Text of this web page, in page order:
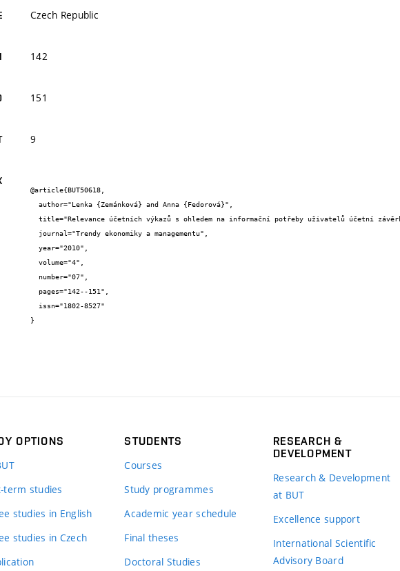
Czech Republic
142
151
9
@article{BUT50618,
}
OPTIONS
term studies
studies in English
studies in Czech
STUDENTS
Courses
Study programmes
Academic year schedule
Final theses
Doctoral Studies
RESEARCH &
DEVELOPMENT
Research & Development
at BUT
Excellence support
International Scientific
Advisory Board